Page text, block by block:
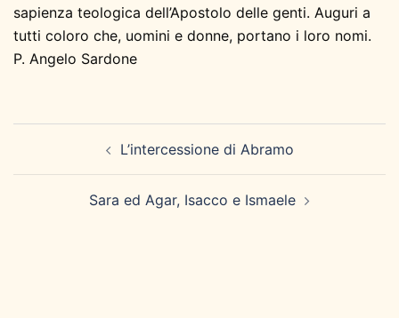
sapienza teologica dell’Apostolo delle genti. Auguri a
tutti coloro che, uomini e donne, portano i loro nomi.
P. Angelo Sardone
L’intercessione di Abramo
Sara ed Agar, Isacco e Ismaele